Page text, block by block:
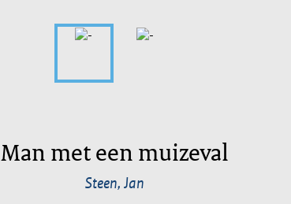
Man met een muizeval
Steen, Jan